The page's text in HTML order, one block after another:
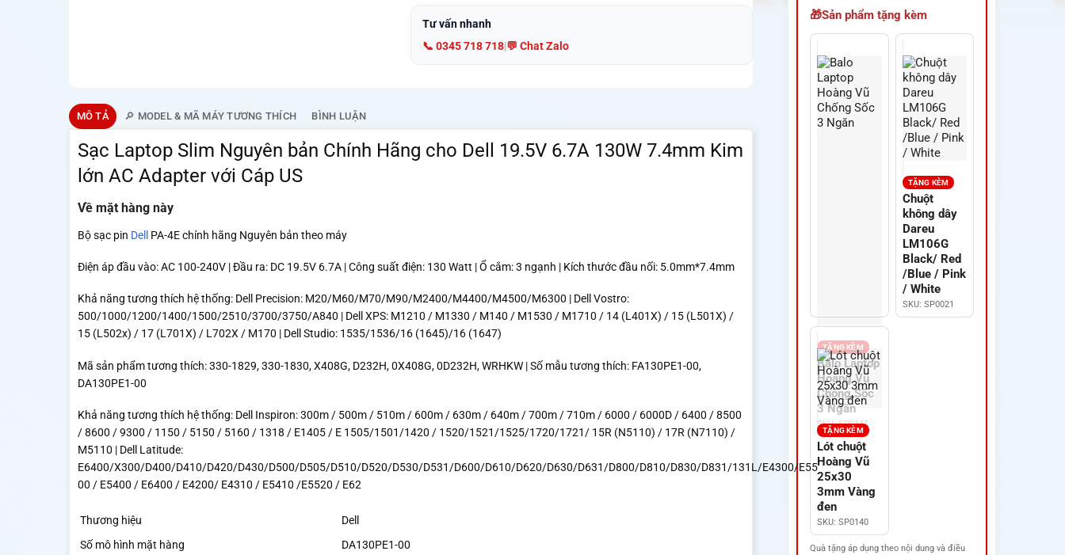
Sản phẩm tặng kèm
TẶNG KÈM
Balo Laptop
Hoàng Vũ
Chống Sốc
3 Ngăn
SKU: SP0141
TẶNG KÈM
Chuột
không dây
Dareu
LM106G
Black/ Red
/Blue / Pink
/ White
SKU: SP0021
TẶNG KÈM
Lót chuột
Hoàng Vũ
25x30
3mm Vàng
đen
SKU: SP0140
Quà tặng áp dụng theo nội dung và điều
Tư vấn nhanh
📞 0345 718 718|💬 Chat Zalo
MÔ TẢ 🔎 MODEL & MÃ MÁY TƯƠNG THÍCH BÌNH LUẬN
Sạc Laptop Slim Nguyên bản Chính Hãng cho Dell 19.5V 6.7A 130W 7.4mm Kim
lớn AC Adapter với Cáp US
Về mặt hàng này
Bộ sạc pin Dell PA-4E chính hãng Nguyên bản theo máy
Điện áp đầu vào: AC 100-240V | Đầu ra: DC 19.5V 6.7A | Công suất điện: 130 Watt | Ổ cắm: 3 ngạnh | Kích thước đầu nối: 5.0mm*7.4mm
Khả năng tương thích hệ thống: Dell Precision: M20/M60/M70/M90/M2400/M4400/M4500/M6300 | Dell Vostro:
500/1000/1200/1400/1500/2510/3700/3750/A840 | Dell XPS: M1210 / M1330 / M140 / M1530 / M1710 / 14 (L401X) / 15 (L501X) /
15 (L502x) / 17 (L701X) / L702X / M170 | Dell Studio: 1535/1536/16 (1645)/16 (1647)
Mã sản phẩm tương thích: 330-1829, 330-1830, X408G, D232H, 0X408G, 0D232H, WRHKW | Số mẫu tương thích: FA130PE1-00,
DA130PE1-00
Khả năng tương thích hệ thống: Dell Inspiron: 300m / 500m / 510m / 600m / 630m / 640m / 700m / 710m / 6000 / 6000D / 6400 / 8500
/ 8600 / 9300 / 1150 / 5150 / 5160 / 1318 / E1405 / E 1505/1501/1420 / 1520/1521/1525/1720/1721/ 15R (N5110) / 17R (N7110) /
M5110 | Dell Latitude:
E6400/X300/D400/D410/D420/D430/D500/D505/D510/D520/D530/D531/D600/D610/D620/D630/D631/D800/D810/D830/D831/131L/E4300/E55
00 / E5400 / E6400 / E4200/ E4310 / E5410 /E5520 / E62
Thương hiệu
‎Dell
Số mô hình mặt hàng
‎DA130PE1-00